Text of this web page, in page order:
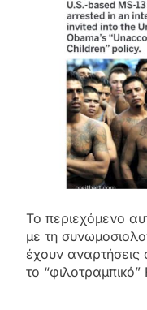
Το περιεχόμενο
με τη
έχουν αναρτήσεις
το